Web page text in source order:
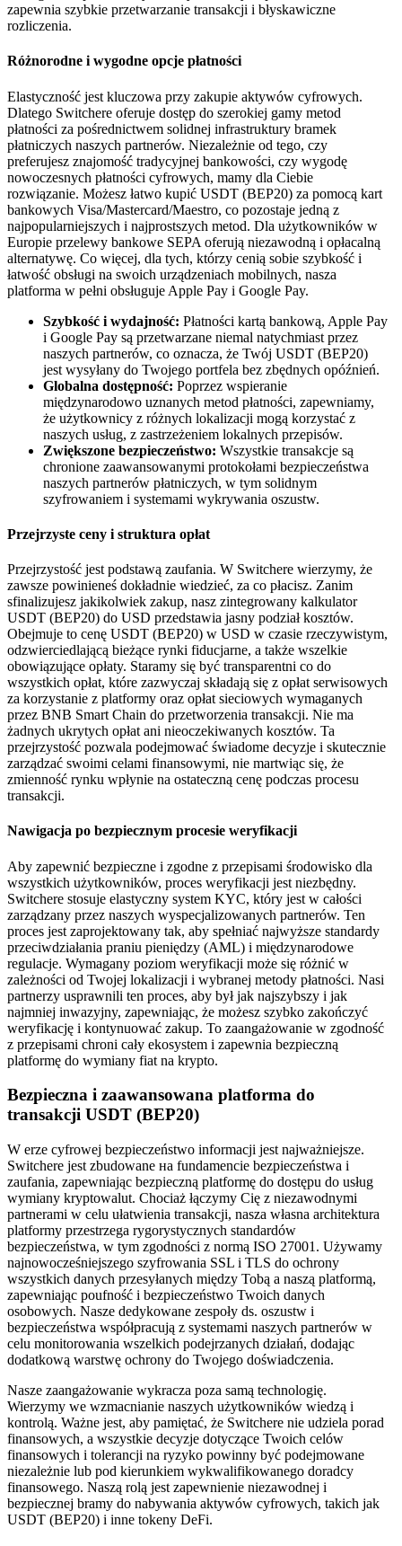
zapewnia szybkie przetwarzanie transakcji i błyskawiczne
rozliczenia.
Różnorodne i wygodne opcje płatności
Elastyczność jest kluczowa przy zakupie aktywów cyfrowych.
Dlatego Switchere oferuje dostęp do szerokiej gamy metod
płatności za pośrednictwem solidnej infrastruktury bramek
płatniczych naszych partnerów. Niezależnie od tego, czy
preferujesz znajomość tradycyjnej bankowości, czy wygodę
nowoczesnych płatności cyfrowych, mamy dla Ciebie
rozwiązanie. Możesz łatwo kupić USDT (BEP20) za pomocą kart
bankowych Visa/Mastercard/Maestro, co pozostaje jedną z
najpopularniejszych i najprostszych metod. Dla użytkowników w
Europie przelewy bankowe SEPA oferują niezawodną i opłacalną
alternatywę. Co więcej, dla tych, którzy cenią sobie szybkość i
łatwość obsługi na swoich urządzeniach mobilnych, nasza
platforma w pełni obsługuje Apple Pay i Google Pay.
Szybkość i wydajność: Płatności kartą bankową, Apple Pay
i Google Pay są przetwarzane niemal natychmiast przez
naszych partnerów, co oznacza, że Twój USDT (BEP20)
jest wysyłany do Twojego portfela bez zbędnych opóźnień.
Globalna dostępność: Poprzez wspieranie
międzynarodowo uznanych metod płatności, zapewniamy,
że użytkownicy z różnych lokalizacji mogą korzystać z
naszych usług, z zastrzeżeniem lokalnych przepisów.
Zwiększone bezpieczeństwo: Wszystkie transakcje są
chronione zaawansowanymi protokołami bezpieczeństwa
naszych partnerów płatniczych, w tym solidnym
szyfrowaniem i systemami wykrywania oszustw.
Przejrzyste ceny i struktura opłat
Przejrzystość jest podstawą zaufania. W Switchere wierzymy, że
zawsze powinieneś dokładnie wiedzieć, za co płacisz. Zanim
sfinalizujesz jakikolwiek zakup, nasz zintegrowany kalkulator
USDT (BEP20) do USD przedstawia jasny podział kosztów.
Obejmuje to cenę USDT (BEP20) w USD w czasie rzeczywistym,
odzwierciedlającą bieżące rynki fiducjarne, a także wszelkie
obowiązujące opłaty. Staramy się być transparentni co do
wszystkich opłat, które zazwyczaj składają się z opłat serwisowych
za korzystanie z platformy oraz opłat sieciowych wymaganych
przez BNB Smart Chain do przetworzenia transakcji. Nie ma
żadnych ukrytych opłat ani nieoczekiwanych kosztów. Ta
przejrzystość pozwala podejmować świadome decyzje i skutecznie
zarządzać swoimi celami finansowymi, nie martwiąc się, że
zmienność rynku wpłynie na ostateczną cenę podczas procesu
transakcji.
Nawigacja po bezpiecznym procesie weryfikacji
Aby zapewnić bezpieczne i zgodne z przepisami środowisko dla
wszystkich użytkowników, proces weryfikacji jest niezbędny.
Switchere stosuje elastyczny system KYC, który jest w całości
zarządzany przez naszych wyspecjalizowanych partnerów. Ten
proces jest zaprojektowany tak, aby spełniać najwyższe standardy
przeciwdziałania praniu pieniędzy (AML) i międzynarodowe
regulacje. Wymagany poziom weryfikacji może się różnić w
zależności od Twojej lokalizacji i wybranej metody płatności. Nasi
partnerzy usprawnili ten proces, aby był jak najszybszy i jak
najmniej inwazyjny, zapewniając, że możesz szybko zakończyć
weryfikację i kontynuować zakup. To zaangażowanie w zgodność
z przepisami chroni cały ekosystem i zapewnia bezpieczną
platformę do wymiany fiat na krypto.
Bezpieczna i zaawansowana platforma do
transakcji USDT (BEP20)
W erze cyfrowej bezpieczeństwo informacji jest najważniejsze.
Switchere jest zbudowane на fundamencie bezpieczeństwa i
zaufania, zapewniając bezpieczną platformę do dostępu do usług
wymiany kryptowalut. Chociaż łączymy Cię z niezawodnymi
partnerami w celu ułatwienia transakcji, nasza własna architektura
platformy przestrzega rygorystycznych standardów
bezpieczeństwa, w tym zgodności z normą ISO 27001. Używamy
najnowocześniejszego szyfrowania SSL i TLS do ochrony
wszystkich danych przesyłanych między Tobą a naszą platformą,
zapewniając poufność i bezpieczeństwo Twoich danych
osobowych. Nasze dedykowane zespoły ds. oszustw i
bezpieczeństwa współpracują z systemami naszych partnerów w
celu monitorowania wszelkich podejrzanych działań, dodając
dodatkową warstwę ochrony do Twojego doświadczenia.
Nasze zaangażowanie wykracza poza samą technologię.
Wierzymy we wzmacnianie naszych użytkowników wiedzą i
kontrolą. Ważne jest, aby pamiętać, że Switchere nie udziela porad
finansowych, a wszystkie decyzje dotyczące Twoich celów
finansowych i tolerancji na ryzyko powinny być podejmowane
niezależnie lub pod kierunkiem wykwalifikowanego doradcy
finansowego. Naszą rolą jest zapewnienie niezawodnej i
bezpiecznej bramy do nabywania aktywów cyfrowych, takich jak
USDT (BEP20) i inne tokeny DeFi.